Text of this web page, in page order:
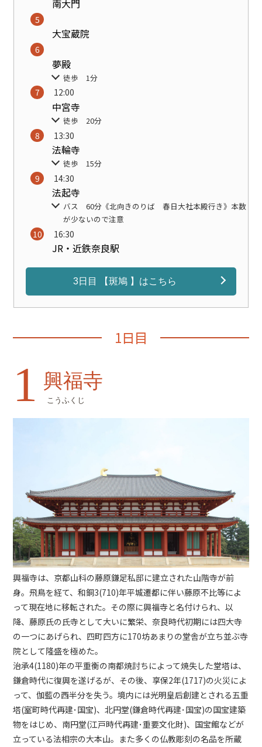
南大門
大宝蔵院
夢殿
徒歩 1分
12:00
中宮寺
徒歩 20分
13:30
法輪寺
徒歩 15分
14:30
法起寺
バス 60分《北向きのりば 春日大社本殿行き》本数
が少ないので注意
16:30
JR・近鉄奈良駅
3日目 【斑鳩 】はこちら
1日目
1 興福寺
こうふくじ
興福寺は、京都山科の藤原鎌足私邸に建立された山階寺が前
身。飛鳥を経て、和銅3(710)年平城遷都に伴い藤原不比等によ
って現在地に移転された。その際に興福寺と名付けられ、以
降、藤原氏の氏寺として大いに繁栄、奈良時代初期には四大寺
の一つにあげられ、四町四方に170坊あまりの堂舎が立ち並ぶ寺
院として隆盛を極めた。
治承4(1180)年の平重衡の南都焼討ちによって焼失した堂塔は、
鎌倉時代に復興を遂げるが、その後、享保2年(1717)の火災によ
って、伽藍の西半分を失う。境内には光明皇后創建とされる五重
塔(室町時代再建･国宝)、北円堂(鎌倉時代再建･国宝)の国宝建築
物をはじめ、南円堂(江戸時代再建･重要文化財)、国宝館などが
立っている法相宗の大本山。また多くの仏教彫刻の名品を所蔵